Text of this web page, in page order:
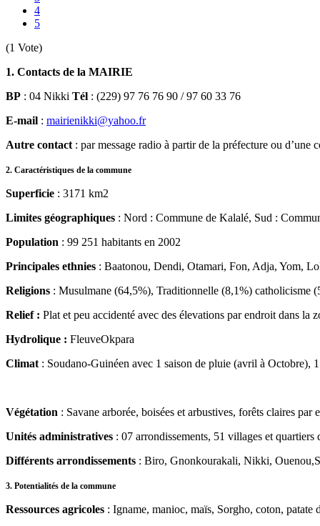
4
5
(1 Vote)
1. Contacts de la MAIRIE
BP : 04 Nikki Tél : (229) 97 76 76 90 / 97 60 33 76
E-mail : mairienikki@yahoo.fr
Autre contact : par message radio à partir de la préfecture ou d’une
2. Caractéristiques de la commune
Superficie : 3171 km2
Limites géographiques : Nord : Commune de Kalalé, Sud :
Population : 99 251 habitants en 2002
Principales ethnies : Baatonou, Dendi, Otamari, Fon, Adja, Yom,
Religions : Musulmane (64,5%), Traditionnelle (8,1%) catholicisme
Relief : Plat et peu accidenté avec des élevations par endroit dans la
Hydrolique : FleuveOkpara
Climat : Soudano-Guinéen avec 1 saison de pluie (avril à Octobre),
Végétation : Savane arborée, boisées et arbustives, forêts claires par
Unités administratives : 07 arrondissements, 51 villages et quartiers
Différents arrondissements : Biro, Gnonkourakali, Nikki,
3. Potentialités de la commune
Ressources agricoles : Igname, manioc, maïs, Sorgho, coton, patate